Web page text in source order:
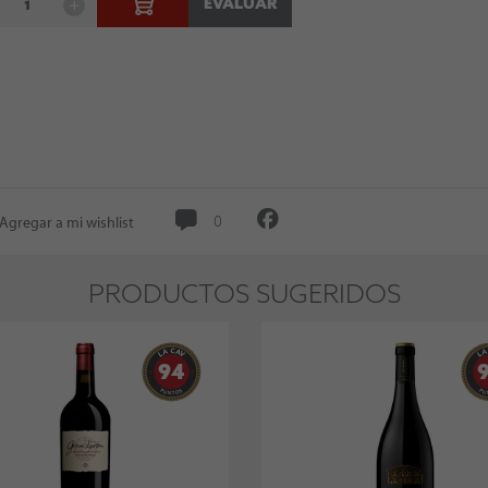
EVALUAR
a mi wishlist 0
PRODUCTOS SUGERIDOS
94